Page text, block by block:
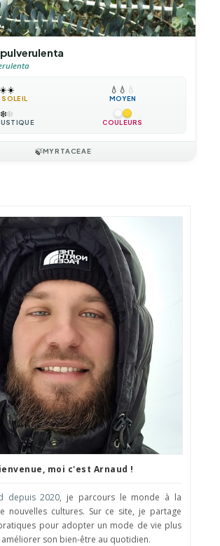
☀️☀️
SOLEIL
💧 💧 💧
MOYEN
❄️❄️
COULEURS
🍃MYRTACEAE
moi c'est Arnaud !
depuis 2020, je parcours le monde à la
nouvelles cultures. Sur ce site, je partage
pour adopter un mode de vie plus
son bien-être au quotidien.